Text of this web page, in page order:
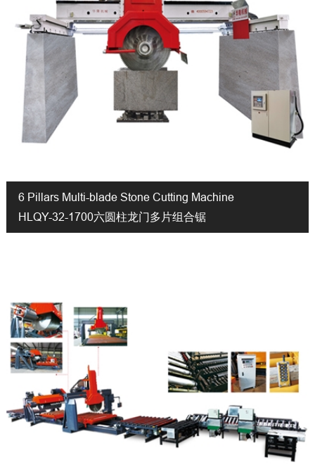
6 Pillars Multi-blade Stone Cutting Machine
HLQY-32-1700六圆柱龙门多片组合锯